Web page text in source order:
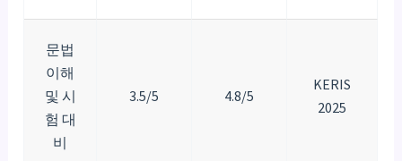
문법
이해
및 시
험 대
비
3.5/5 4.8/5
KERIS
2025